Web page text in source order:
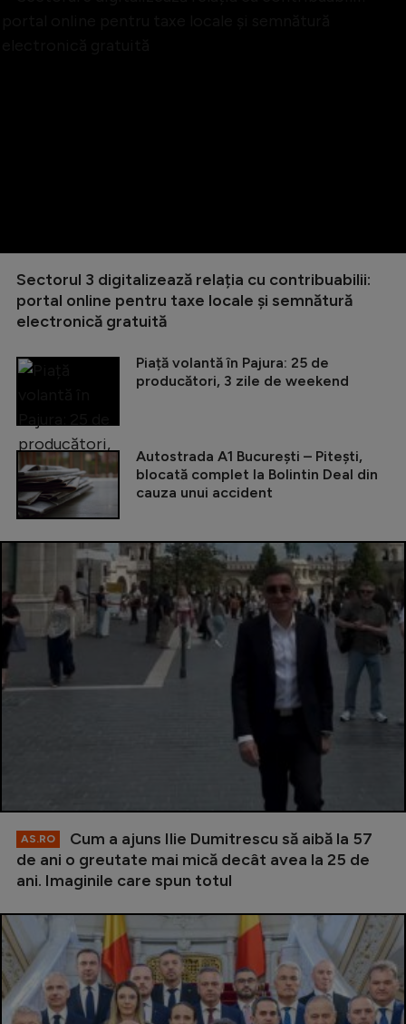
Sectorul 3 digitalizează relația cu contribuabilii:
portal online pentru taxe locale și semnătură
electronică gratuită
Piață volantă în Pajura: 25 de
producători, 3 zile de weekend
Autostrada A1 București – Pitești,
blocată complet la Bolintin Deal din
cauza unui accident
AS.RO
Cum a ajuns Ilie Dumitrescu să aibă la 57
de ani o greutate mai mică decât avea la 25 de
ani. Imaginile care spun totul